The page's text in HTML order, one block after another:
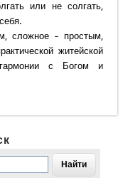
или не солгать,
сложное – простым,
житейской
с Богом и